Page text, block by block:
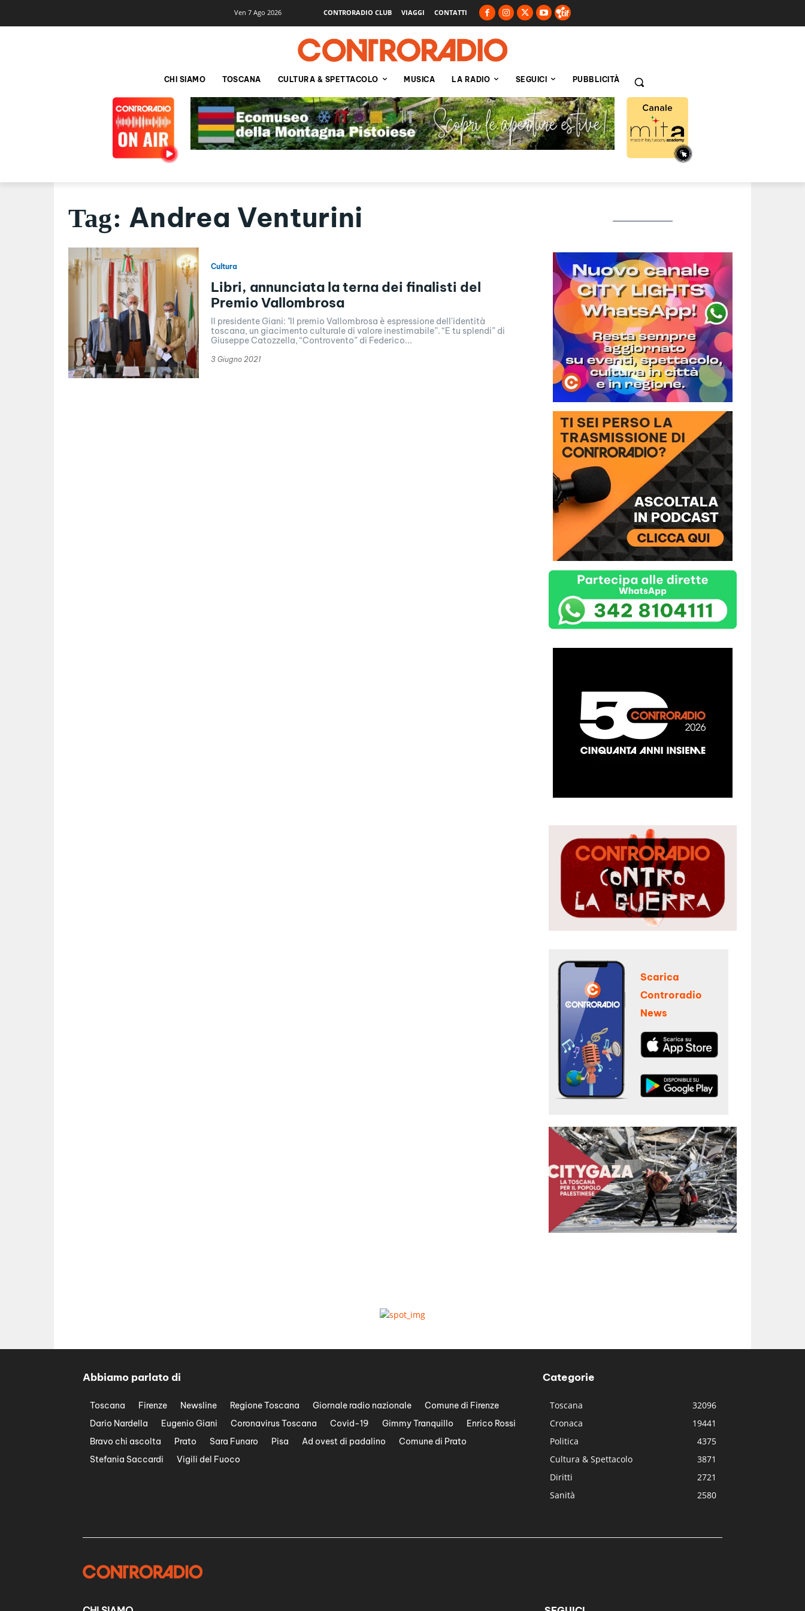
Ven 7 Ago 2026 CONTRORADIO CLUB VIAGGI CONTATTI
CHI SIAMO TOSCANA CULTURA & SPETTACOLO MUSICA LA RADIO SEGUICI PUBBLICITÀ
Tag: Andrea Venturini
Cultura
Libri, annunciata la terna dei finalisti del
Premio Vallombrosa
Il presidente Giani: "Il premio Vallombrosa è espressione dell'identità
toscana, un giacimento culturale di valore inestimabile”. “E tu splendi” di
Giuseppe Catozzella, “Controvento” di Federico...
3 Giugno 2021
Scarica
Controradio
News
Abbiamo parlato di
Toscana Firenze Newsline Regione Toscana Giornale radio nazionale
Comune di Firenze
Dario Nardella
Eugenio Giani Coronavirus Toscana Covid-19 Gimmy Tranquillo
Enrico Rossi
Bravo chi ascolta
Prato Sara Funaro Pisa Ad ovest di padalino
Comune di Prato
Stefania Saccardi
Vigili del Fuoco
Categorie
Toscana
32096
Cronaca
19441
Politica
4375
Cultura & Spettacolo
3871
Diritti
2721
Sanità
2580